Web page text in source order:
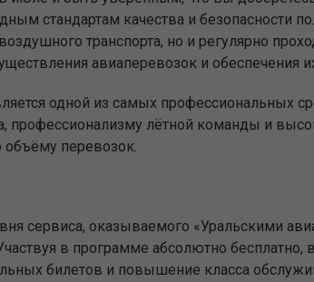
стандартам качества и безопасности
транспорта, но и регулярно
авиаперевозок и обеспечения
одной из самых профессиональных
профессионализму лётной команды и
объёму перевозок.
сервиса, оказываемого «Уральскими
в программе абсолютно
билетов и повышение класса